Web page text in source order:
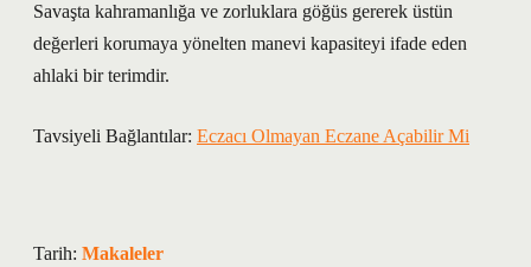
Savaşta kahramanlığa ve zorluklara göğüs gererek üstün
değerleri korumaya yönelten manevi kapasiteyi ifade eden
ahlaki bir terimdir.
Tavsiyeli Bağlantılar: Eczacı Olmayan Eczane Açabilir Mi
Tarih: Makaleler